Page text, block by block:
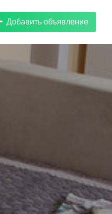
Добавить объявление